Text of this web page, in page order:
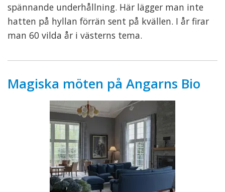
spännande underhållning. Här lägger man inte
hatten på hyllan förrän sent på kvällen. I år firar
man 60 vilda år i västerns tema.
Magiska möten på Angarns Bio